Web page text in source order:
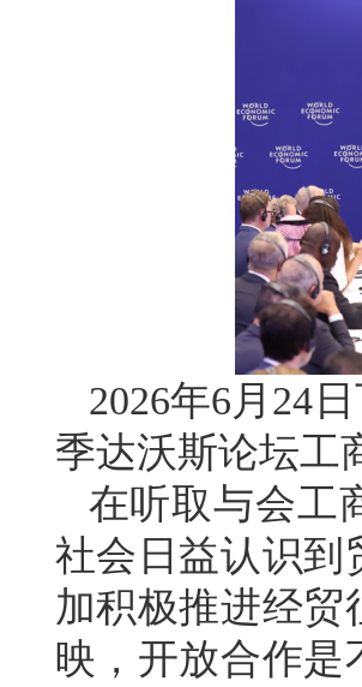
2026年6月24
季达沃斯论坛工
在听取与会工
社会日益认识到
加积极推进经
映，开放合作